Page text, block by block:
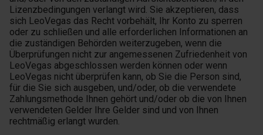
Lizenzbedingungen verlangt wird. Sie akzeptieren, dass
sich LeoVegas das Recht vorbehält, Ihr Konto zu sperren
oder zu schließen und alle erforderlichen Informationen an
die zuständigen Behörden weiterzugeben, wenn die
Überprüfungen nicht zur angemessenen Zufriedenheit von
LeoVegas abgeschlossen werden können oder wenn
LeoVegas nicht überprüfen kann, ob Sie die Person sind,
für die Sie sich ausgeben, und/oder, ob die verwendete
Zahlungsmethode Ihnen gehört und/oder ob die von Ihnen
verwendeten Gelder Ihre Gelder sind und von Ihnen
rechtmäßig erlangt wurden.